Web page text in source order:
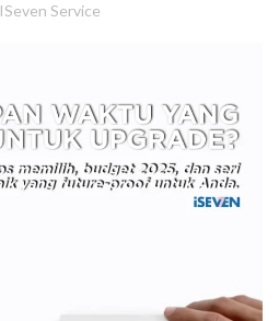
ISeven Service